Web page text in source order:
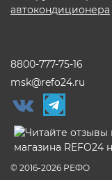
автокондиционера
8800-777-75-16
msk@refo24.ru
© 2016-2026 РЕФО